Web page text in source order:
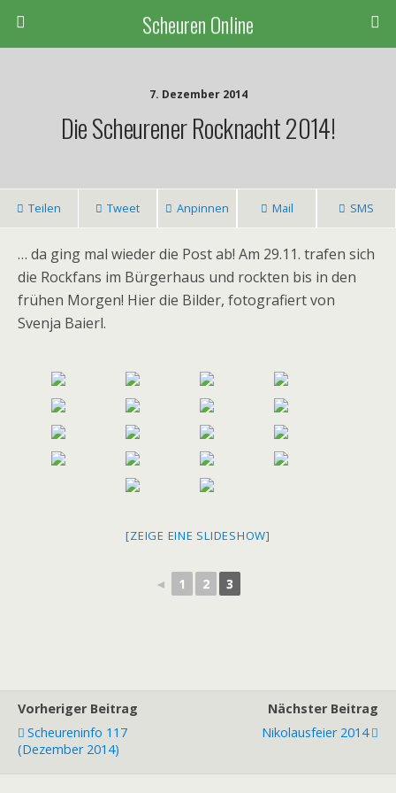
Scheuren Online
7. Dezember 2014
Die Scheurener Rocknacht 2014!
Teilen Tweet Anpinnen Mail SMS
… da ging mal wieder die Post ab! Am 29.11. trafen sich
die Rockfans im Bürgerhaus und rockten bis in den
frühen Morgen! Hier die Bilder, fotografiert von
Svenja Baierl.
[ZEIGE EINE SLIDESHOW]
◄ 1 2 3
Vorheriger Beitrag
Scheureninfo 117
(Dezember 2014)
Nächster Beitrag
Nikolausfeier 2014